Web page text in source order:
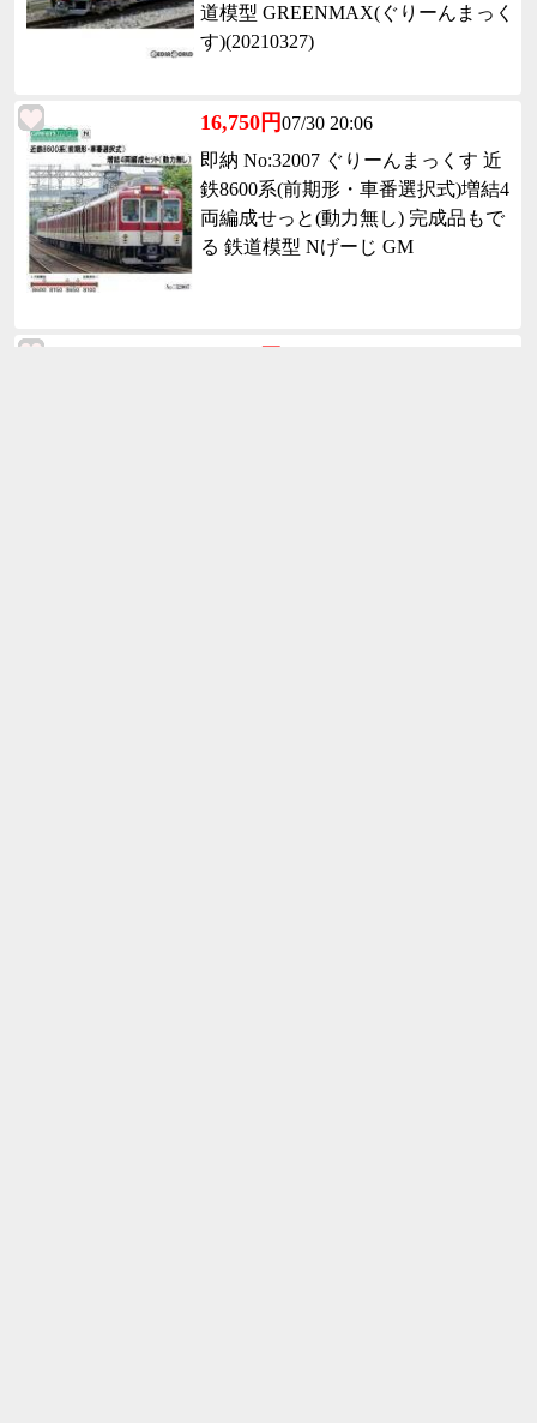
道模型 GREENMAX(ぐりーんまっく
す)(20210327)
16,750円07/30 20:06
即納 No:32007 ぐりーんまっくす 近
鉄8600系(前期形・車番選択式)増結4
両編成せっと(動力無し) 完成品もで
る 鉄道模型 Nげーじ GM